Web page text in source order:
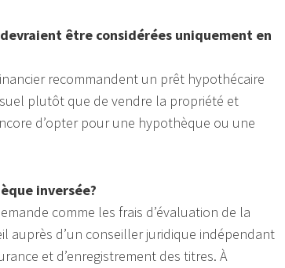
être considérées uniquement en
recommandent un prêt hypothécaire
plutôt que de vendre la propriété et
d’opter pour une hypothèque ou une
inversée?
comme les frais d’évaluation de la
auprès d’un conseiller juridique indépendant
et d’enregistrement des titres. À